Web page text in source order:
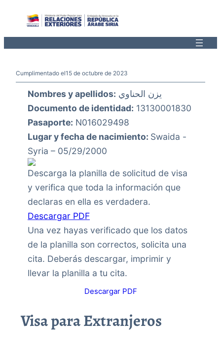
Cumplimentado el15 de octubre de 2023
Nombres y apellidos: يزن الحناوي
Documento de identidad: 13130001830
Pasaporte: N016029498
Lugar y fecha de nacimiento: Swaida -
Syria – 05/29/2000
Descarga la planilla de solicitud de visa
y verifica que toda la información que
declaras en ella es verdadera.
Descargar PDF
Una vez hayas verificado que los datos
de la planilla son correctos, solicita una
cita. Deberás descargar, imprimir y
llevar la planilla a tu cita.
Descargar PDF
Visa para Extranjeros